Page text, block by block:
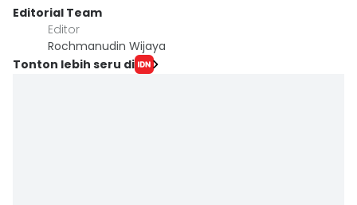
Editorial Team
Editor
Rochmanudin Wijaya
Tonton lebih seru di